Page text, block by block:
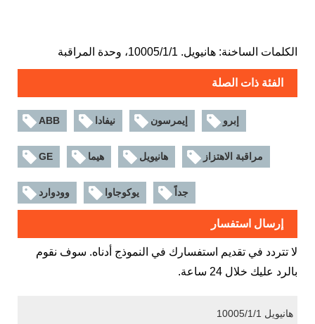
الكلمات الساخنة: هانيويل. 10005/1/1، وحدة المراقبة
الفئة ذات الصلة
ABB نيفادا إيمرسون إبرو
GE هيما هانيويل مراقبة الاهتزاز
وودوارد يوكوجاوا جداً
إرسال استفسار
لا تتردد في تقديم استفسارك في النموذج أدناه. سوف نقوم
بالرد عليك خلال 24 ساعة.